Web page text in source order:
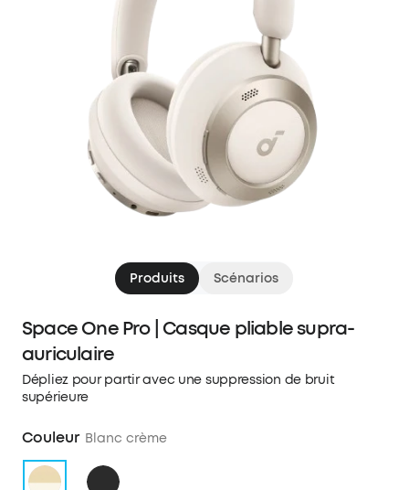
Produits Scénarios
Space One Pro | Casque pliable supra-
auriculaire
Dépliez pour partir avec une suppression de bruit
supérieure
Couleur Blanc crème